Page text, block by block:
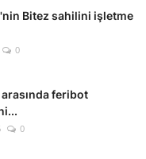
Bitez sahilini işletme
0
feribot
0